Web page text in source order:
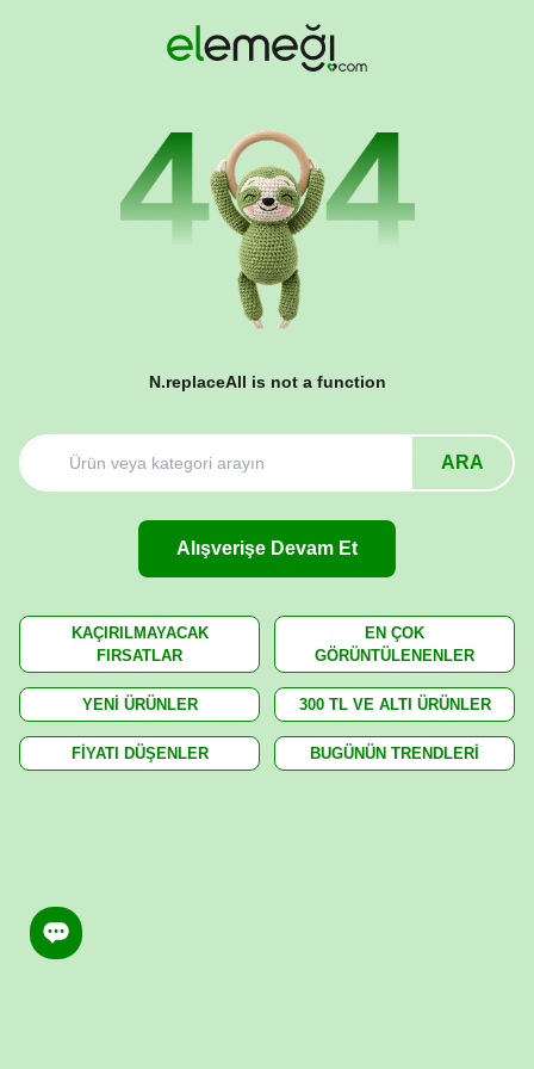
N.replaceAll is not a function
ARA
Alışverişe Devam Et
KAÇIRILMAYACAK
FIRSATLAR
EN ÇOK
GÖRÜNTÜLENENLER
YENİ ÜRÜNLER 300 TL VE ALTI ÜRÜNLER
FİYATI DÜŞENLER BUGÜNÜN TRENDLERİ